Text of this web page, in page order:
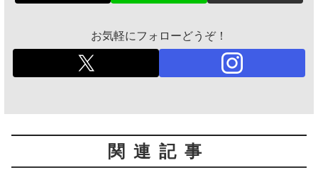
お気軽にフォローどうぞ！
関連記事